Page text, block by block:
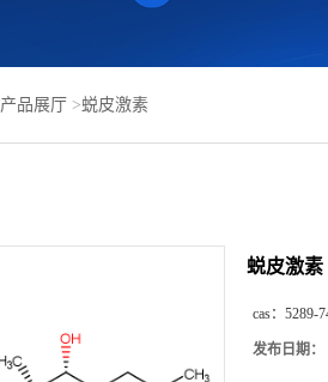
产品展厅 >蜕皮激素
蜕皮激素
cas： 5289-
发布日期：